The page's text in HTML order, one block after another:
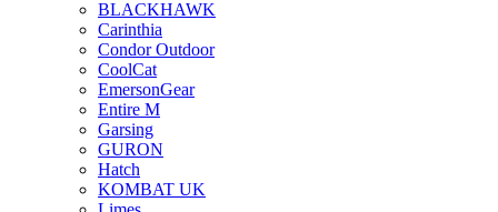
BLACKHAWK
Carinthia
Condor Outdoor
CoolCat
EmersonGear
Entire M
Garsing
GURON
Hatch
KOMBAT UK